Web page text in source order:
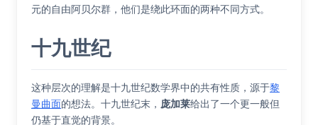
元的 自由阿贝尔群 ，他们是绕此环面的两种不同方式。
十九世纪
这种层次的理解是十九世纪数学界中的共有性质，源于黎
曼曲面的想法。十九世纪末， 庞加莱给出了一个更一般但
仍基于直觉的背景。